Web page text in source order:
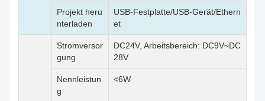
Projekt heru
nterladen
USB-Festplatte/USB-Gerät/Ethern
et
Stromversor
gung
DC24V, Arbeitsbereich: DC9V~DC
28V
Nennleistun
g
<6W